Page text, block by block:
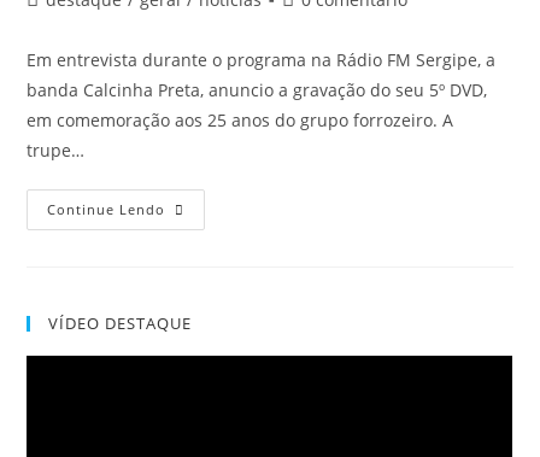
Em entrevista durante o programa na Rádio FM Sergipe, a
banda Calcinha Preta, anuncio a gravação do seu 5º DVD,
em comemoração aos 25 anos do grupo forrozeiro. A
trupe…
Continue Lendo
VÍDEO DESTAQUE